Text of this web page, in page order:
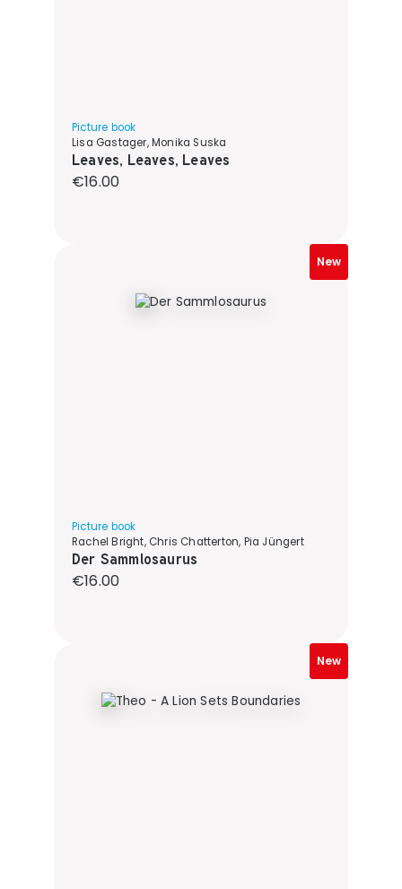
Picture book
Lisa Gastager, Monika Suska
Leaves, Leaves, Leaves
Regular price:
€16.00
New
Picture book
Rachel Bright, Chris Chatterton, Pia Jüngert
Der Sammlosaurus
Regular price:
€16.00
New